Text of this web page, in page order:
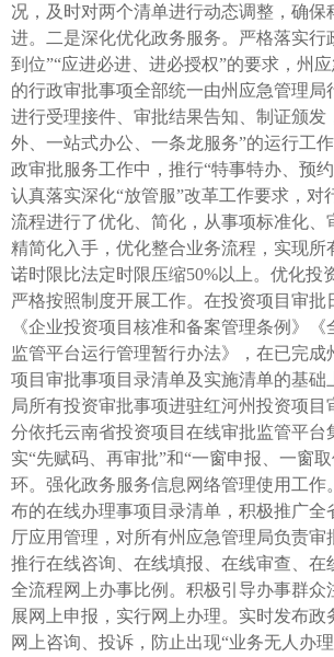
况，及时对两个清单进行动态调整，确保
进。二是深化优化政务服务。严格落实行
到位”“应进必进、进必授权”的要求，州
的行政审批事项全部统一由州应急管理局
进行受理接件、审批结果告知、制证颁发
外、一站式办公、一条龙服务”的运行工
政审批服务工作中，推行“特事特办、预约
认真落实深化“放管服”改革工作要求，对
流程进行了优化、简化，从事项标准化、
精简化入手，优化整合业务流程，实现所
诺时限比法定时限压缩50%以上。优化投
严格按照制度开展工作。在投资项目审批
《企业投资项目核准和备案管理条例》
监管平台运行管理暂行办法》，在已完成
项目审批事项目录清单及实施清单的基础
局所有投资审批事项进驻红河州投资项目
分依托云南省投资项目在线审批监管平台
实“先赋码、再审批”和“一窗申报、一窗
环。强化政务服务信息网络管理使用工作
布的在线办理事项目录清单，积极推广全
厅应用管理，对所有州应急管理局负责审
推行在线咨询、在线填报、在线审查、在
全流程网上办事比例。积极引导办事群众
展网上申报，实行网上办理。实时发布政
网上咨询、投诉，防止出现“业务无人办